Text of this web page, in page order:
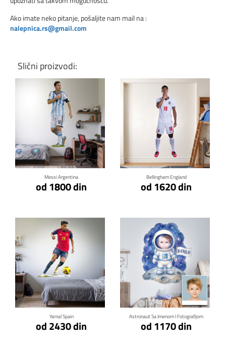
Ako imate neko pitanje, pošaljite nam mail na :
nalepnica.rs@gmail.com
Slični proizvodi:
Messi Argentina
od 1800 din
Klikni za detalje
Bellingham England
od 1620 din
Klikni za detalje
Yamal Spain
od 2430 din
Klikni za detalje
Astronaut Sa Imenom I Fotografijom
od 1170 din
Klikni za detalje